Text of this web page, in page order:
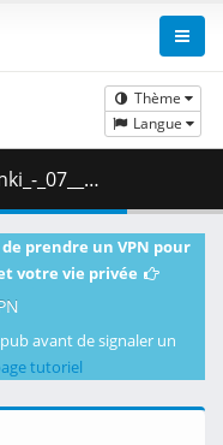
Thème
Langue
( 482.33 MB )
prendre un VPN pour
votre vie privée
avant de signaler un
tutoriel